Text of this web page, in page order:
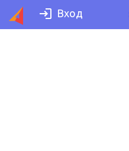
Вход